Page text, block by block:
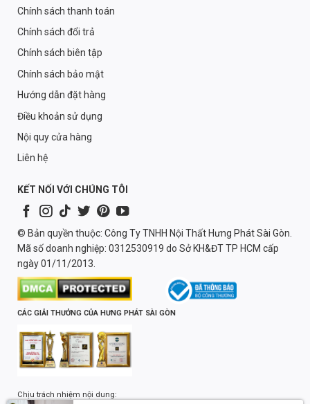
Chính sách thanh toán
Chính sách đổi trả
Chính sách biên tập
Chính sách bảo mật
Hướng dẫn đặt hàng
Điều khoản sử dụng
Nội quy cửa hàng
Liên hệ
KẾT NỐI VỚI CHÚNG TÔI
© Bản quyền thuộc: Công Ty TNHH Nội Thất Hưng Phát Sài Gòn.
Mã số doanh nghiệp: 0312530919 do Sở KH&ĐT TP HCM cấp
ngày 01/11/2013.
CÁC GIẢI THƯỞNG CỦA HƯNG PHÁT SÀI GÒN
Chịu trách nhiệm nội dung: